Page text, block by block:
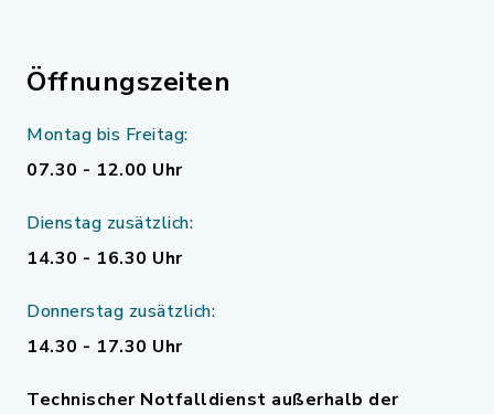
Öffnungszeiten
Montag bis Freitag:
07.30 - 12.00 Uhr
Dienstag zusätzlich:
14.30 - 16.30 Uhr
Donnerstag zusätzlich:
14.30 - 17.30 Uhr
Technischer Notfalldienst außerhalb der